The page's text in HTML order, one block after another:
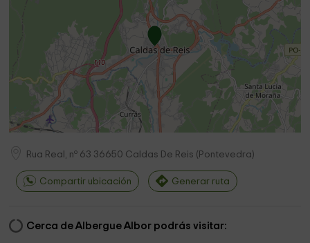
Rua Real, nº 63 36650 Caldas De Reis ( Pontevedra)
Compartir ubicación Generar ruta
Cerca de Albergue Albor podrás visitar: